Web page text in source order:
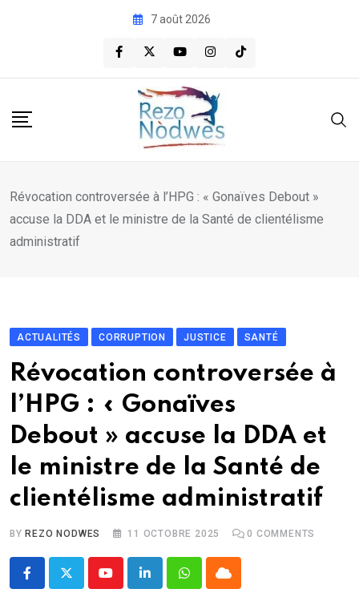
7 août 2026
Révocation controversée à l’HPG : « Gonaïves Debout »
accuse la DDA et le ministre de la Santé de clientélisme
administratif
ACTUALITÉS CORRUPTION JUSTICE SANTÉ
Révocation controversée à
l’HPG : « Gonaïves
Debout » accuse la DDA et
le ministre de la Santé de
clientélisme administratif
BY REZO NODWES 11 OCTOBRE 2025 0 COMMENTS
YoutubeLinkedInWhatsappCloud